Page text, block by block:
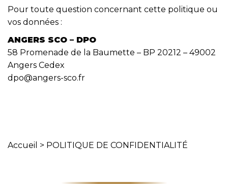
Pour toute question concernant cette politique ou
vos données :
ANGERS SCO – DPO
58 Promenade de la Baumette – BP 20212 – 49002
Angers Cedex
dpo@angers-sco.fr
Accueil > POLITIQUE DE CONFIDENTIALITÉ